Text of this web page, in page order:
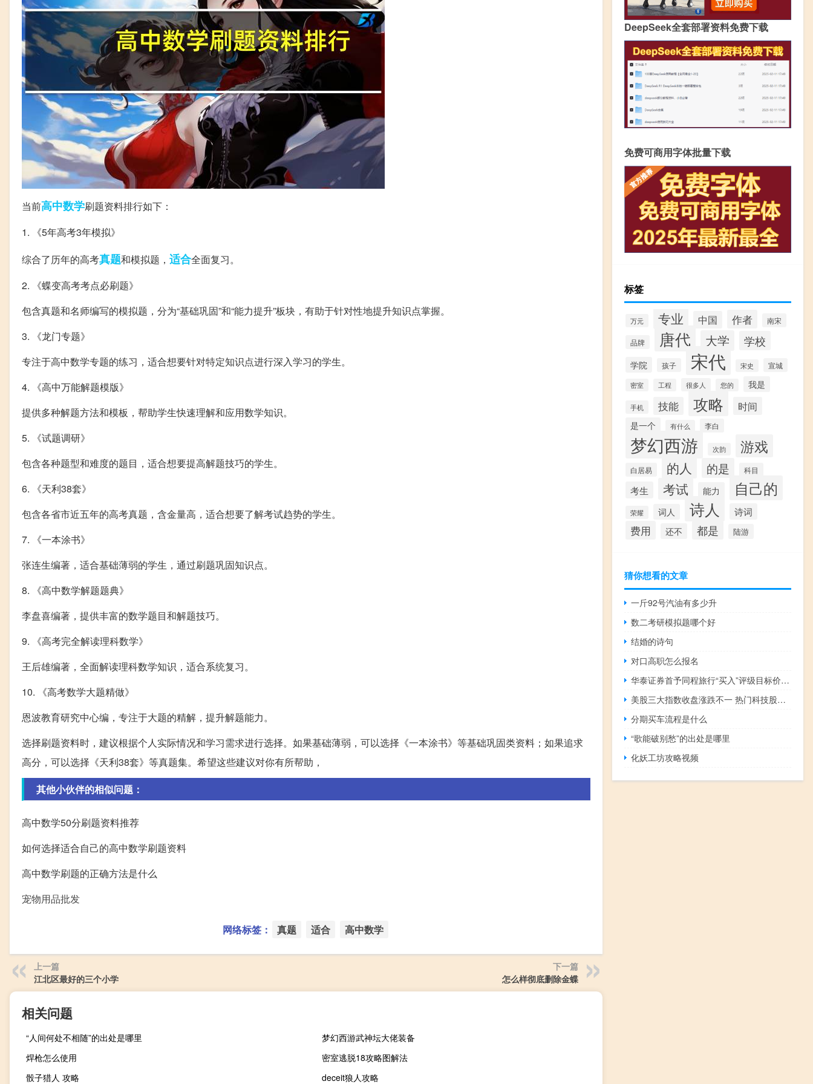
当前高中数学刷题资料排行如下：
1. 《5年高考3年模拟》
综合了历年的高考真题和模拟题， 适合全面复习。
2. 《蝶变高考考点必刷题》
包含真题和名师编写的模拟题，分为“基础巩固”和“能力提升”板块，有助于针对性地提升知识点掌握。
3. 《龙门专题》
专注于高中数学专题的练习，适合想要针对特定知识点进行深入学习的学生。
4. 《高中万能解题模版》
提供多种解题方法和模板，帮助学生快速理解和应用数学知识。
5. 《试题调研》
包含各种题型和难度的题目，适合想要提高解题技巧的学生。
6. 《天利38套》
包含各省市近五年的高考真题，含金量高，适合想要了解考试趋势的学生。
7. 《一本涂书》
张连生编著，适合基础薄弱的学生，通过刷题巩固知识点。
8. 《高中数学解题题典》
李盘喜编著，提供丰富的数学题目和解题技巧。
9. 《高考完全解读理科数学》
王后雄编著，全面解读理科数学知识，适合系统复习。
10. 《高考数学大题精做》
恩波教育研究中心编，专注于大题的精解，提升解题能力。
选择刷题资料时，建议根据个人实际情况和学习需求进行选择。如果基础薄弱，可以选择《一本涂书》等基础巩固类资料；如果追求
高分，可以选择《天利38套》等真题集。希望这些建议对你有所帮助，
其他小伙伴的相似问题：
高中数学50分刷题资料推荐
如何选择适合自己的高中数学刷题资料
高中数学刷题的正确方法是什么
宠物用品批发
网络标签： 真题 适合 高中数学
上一篇
江北区最好的三个小学
下一篇
怎么样彻底删除金蝶
相关问题
“人间何处不相随”的出处是哪里
梦幻西游武神坛大佬装备
焊枪怎么使用
密室逃脱18攻略图解法
骰子猎人 攻略
deceit狼人攻略
DeepSeek全套部署资料免费下载
免费可商用字体批量下载
标签
万元 专业 中国 作者 南宋
品牌 唐代 大学 学校
学院 孩子 宋代 宋史 宣城
密室 工程 很多人 您的 我是
手机 技能 攻略 时间
是一个 有什么 李白
梦幻西游 次韵 游戏
白居易 的人 的是 科目
考生 考试 能力 自己的
荣耀 词人 诗人 诗词
费用 还不 都是 陆游
猜你想看的文章
一斤92号汽油有多少升
数二考研模拟题哪个好
结婚的诗句
对口高职怎么报名
华泰证券首予同程旅行“买入”评级目标价21港元
美股三大指数收盘涨跌不一 热门科技股多数上涨
分期买车流程是什么
“歌能破别愁”的出处是哪里
化妖工坊攻略视频